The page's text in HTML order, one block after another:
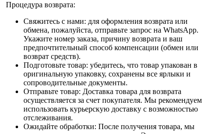
Процедура возврата:
Свяжитесь с нами: для оформления возврата или
обмена, пожалуйста, отправьте запрос на WhatsApp.
Укажите номер заказа, причину возврата и ваш
предпочтительный способ компенсации (обмен или
возврат средств).
Подготовьте товар: убедитесь, что товар упакован в
оригинальную упаковку, сохранены все ярлыки и
сопроводительные документы.
Отправьте товар: Доставка товара для возврата
осуществляется за счет покупателя. Мы рекомендуем
использовать курьерскую доставку с возможностью
отслеживания.
Ожидайте обработки: После получения товара, мы